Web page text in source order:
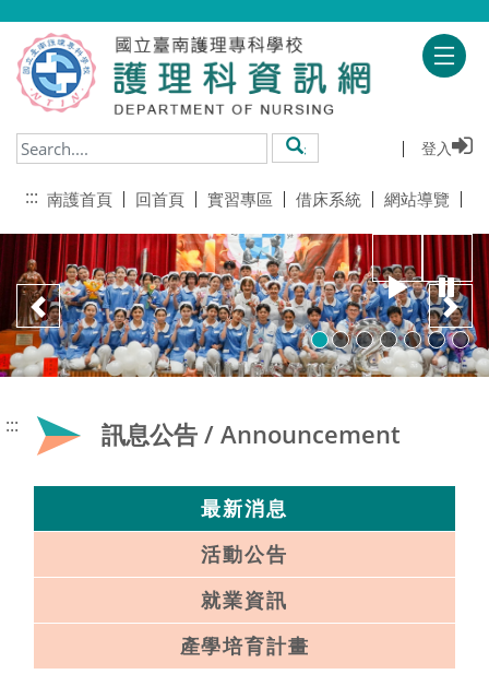
搜尋 登入
::: 南護首頁 回首頁 實習專區 借床系統 網站導覽
播放 暫
上一頁 下
::: 訊息公告 / Announcement
最新消息
活動公告
就業資訊
產學培育計畫